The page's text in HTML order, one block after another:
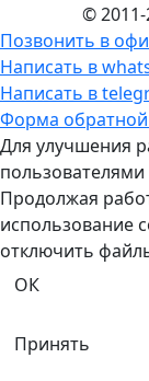
©
Позвонить в
Написать в
Написать в
Форма обратной
Для улучшения
Продолжая
использование
отключить
ОК
Принять